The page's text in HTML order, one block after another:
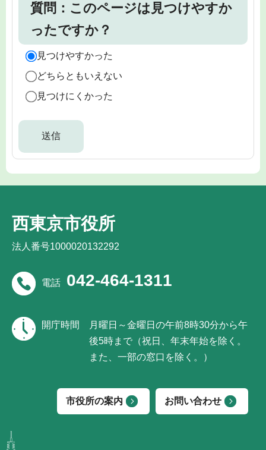
質問：このページは見つけやすか
ったですか？
見つけやすかった
どちらともいえない
見つけにくかった
西東京市役所
法人番号1000020132292
電話 042-464-1311
開庁時間
月曜日～金曜日の午前8時30分から午
後5時まで（祝日、年末年始を除く。
また、一部の窓口を除く。）
市役所の案内 お問い合わせ